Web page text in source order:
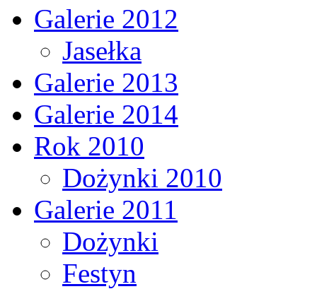
Galerie 2012
Jasełka
Galerie 2013
Galerie 2014
Rok 2010
Dożynki 2010
Galerie 2011
Dożynki
Festyn